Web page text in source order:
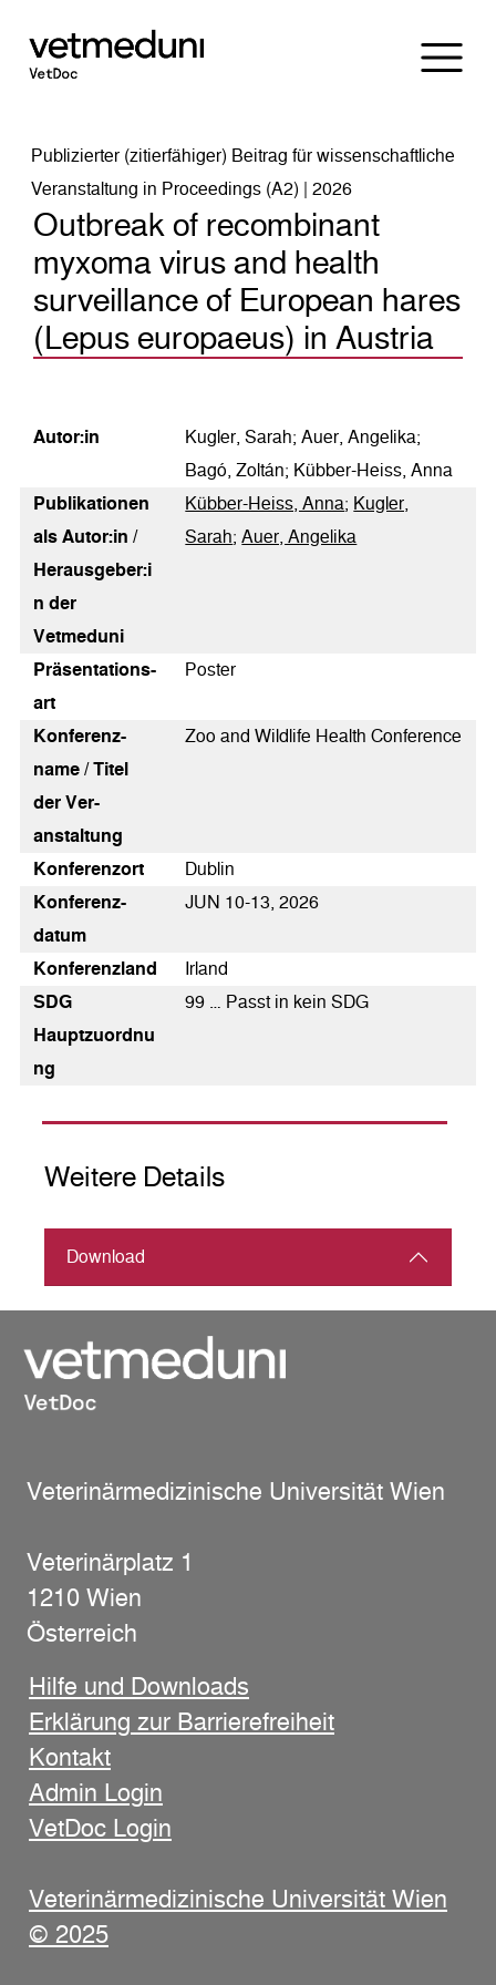
Publizierter (zitierfähiger) Beitrag für wissenschaftliche
Veranstaltung in Proceedings (A2) | 2026
Outbreak of recombinant
myxoma virus and health
surveillance of European hares
(Lepus europaeus) in Austria
Autor:in
Kugler, Sarah; Auer, Angelika;
Bagó, Zoltán; Kübber-Heiss, Anna
Publikationen
als Autor:in /
Herausgeber:i
n der
Vetmeduni
Kübber-Heiss, Anna; Kugler,
Sarah;Auer, Angelika
Präsentations­
art
Poster
Konferenz­
name / Titel
der Ver­
anstaltung
Zoo and Wildlife Health Conference
Konferenz­ort
Dublin
Konferenz­
datum
JUN 10-13, 2026
Konferenz­land
Irland
SDG
Hauptzuordnu
ng
99 … Passt in kein SDG
Weitere Details
Download
Veterinärmedizinische Universität Wien
Veterinärplatz 1
1210 Wien
Österreich
Hilfe und Downloads
Erklärung zur Barrierefreiheit
Kontakt
Admin Login
VetDoc Login
Veterinärmedizinische Universität Wien
© 2025